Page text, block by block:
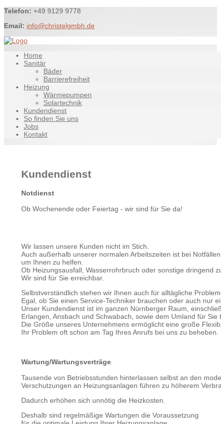
Telefon: +49 9129 9778
Email: info@christelgmbh.de
Home
Sanitär
Bäder
Barrierefreiheit
Heizung
Wärmepumpen
Solartechnik
Kundendienst
So finden Sie uns
Jobs
Kontakt
Kundendienst
Notdienst
Ob Wochenende oder Feiertag - wir sind für Sie da!
Wir lassen unsere Kunden nicht im Stich.
Auch außerhalb unserer normalen Arbeitszeiten ist bei
um Ihnen zu helfen.
Ob Heizungsausfall, Wasserrohrbruch oder sonstige dringend
Wir sind für Sie erreichbar.
Selbstverständlich stehen wir Ihnen auch für alltägliche
Egal, ob Sie einen Service-Techniker brauchen oder auch nur
Unser Kundendienst ist im ganzen Nürnberger Raum,
Erlangen, Ansbach und Schwabach, sowie dem Umland für Sie
Die Größe unseres Unternehmens ermöglicht eine große
Ihr Problem oft schon am Tag Ihres Anrufs bei uns zu beheben.
Wartung/Wartungsverträge
Tausende von Betriebsstunden hinterlassen selbst an den
Verschutzungen an Heizungsanlagen führen zu höherem
Dadurch erhöhen sich unnötig die Heizkosten.
Deshalb sind regelmäßige Wartungen die Voraussetzung